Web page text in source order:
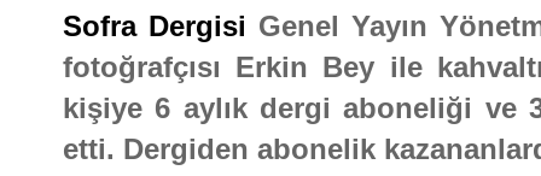
Sofra Dergisi Genel Yayın
fotoğrafçısı Erkin Bey ile
kişiye 6 aylık dergi aboneliği ve
etti. Dergiden abonelik